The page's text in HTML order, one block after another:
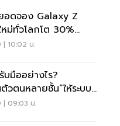
อดจอง Galaxy Z
หม่ทั่วโลกโต 30%
1.44 ล้านเครื่อง
| 10:02 น.
บมืออย่างไร?
วตนหลายชั้น”ให้ระบบ
อใหม่
| 09:03 น.